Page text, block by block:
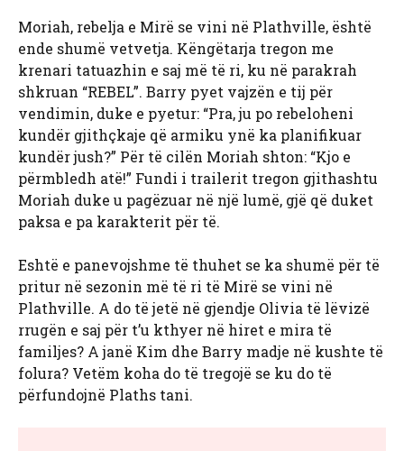
Moriah, rebelja e Mirë se vini në Plathville, është
ende shumë vetvetja. Këngëtarja tregon me
krenari tatuazhin e saj më të ri, ku në parakrah
shkruan “REBEL”. Barry pyet vajzën e tij për
vendimin, duke e pyetur: “Pra, ju po rebeloheni
kundër gjithçkaje që armiku ynë ka planifikuar
kundër jush?” Për të cilën Moriah shton: “Kjo e
përmbledh atë!” Fundi i trailerit tregon gjithashtu
Moriah duke u pagëzuar në një lumë, gjë që duket
paksa e pa karakterit për të.
Eshtë e panevojshme të thuhet se ka shumë për të
pritur në sezonin më të ri të Mirë se vini në
Plathville. A do të jetë në gjendje Olivia të lëvizë
rrugën e saj për t’u kthyer në hiret e mira të
familjes? A janë Kim dhe Barry madje në kushte të
folura? Vetëm koha do të tregojë se ku do të
përfundojnë Plaths tani.